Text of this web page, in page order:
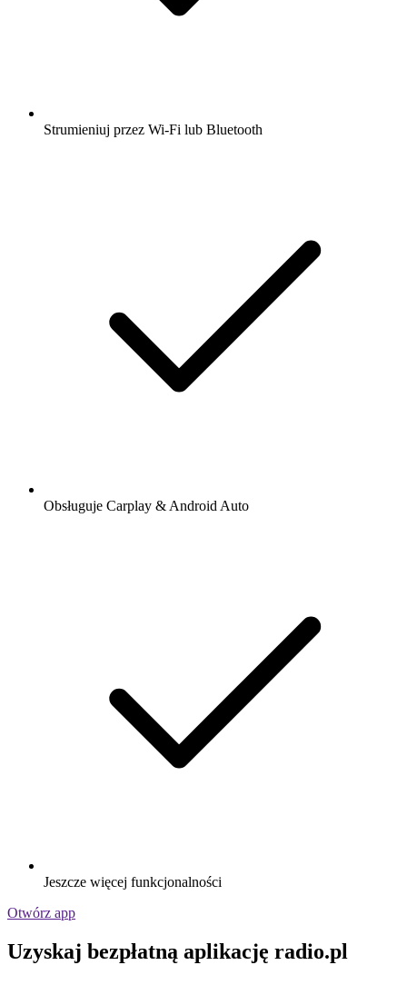
Strumieniuj przez Wi-Fi lub Bluetooth
Obsługuje Carplay & Android Auto
Jeszcze więcej funkcjonalności
Otwórz app
Uzyskaj bezpłatną aplikację radio.pl